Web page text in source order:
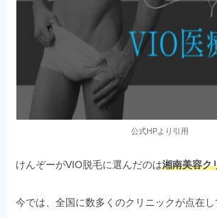
公式HPより引用
けんぞーがVIO脱毛に選んだのは湘南美容ク
今では、全国に数多くのクリニックが点在し